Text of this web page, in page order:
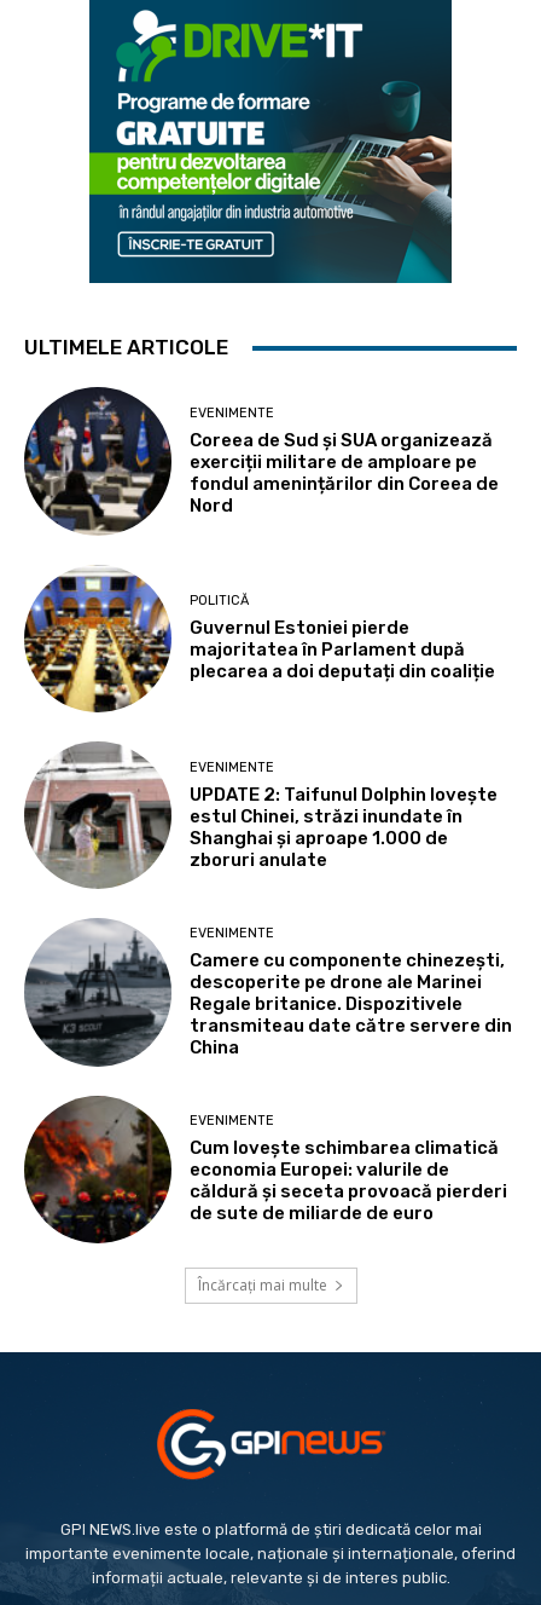
ULTIMELE ARTICOLE
EVENIMENTE
Coreea de Sud și SUA organizează
exerciții militare de amploare pe
fondul amenințărilor din Coreea de
Nord
POLITICĂ
Guvernul Estoniei pierde
majoritatea în Parlament după
plecarea a doi deputați din coaliție
EVENIMENTE
UPDATE 2: Taifunul Dolphin lovește
estul Chinei, străzi inundate în
Shanghai și aproape 1.000 de
zboruri anulate
EVENIMENTE
Camere cu componente chinezești,
descoperite pe drone ale Marinei
Regale britanice. Dispozitivele
transmiteau date către servere din
China
EVENIMENTE
Cum lovește schimbarea climatică
economia Europei: valurile de
căldură și seceta provoacă pierderi
de sute de miliarde de euro
Încărcați mai multe
GPI NEWS.live este o platformă de știri dedicată celor mai
importante evenimente locale, naționale și internaționale, oferind
informații actuale, relevante și de interes public.